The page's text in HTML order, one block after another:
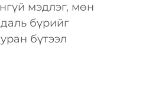
мэдлэг, мөн
бүрийг
бүтээл